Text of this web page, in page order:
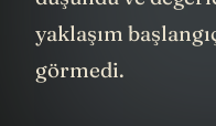
düşündü ve
yaklaşım
görmedi.